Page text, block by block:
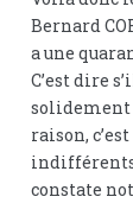
Bernard
a une
C’est dire
solidement
raison,
indifférents
constate